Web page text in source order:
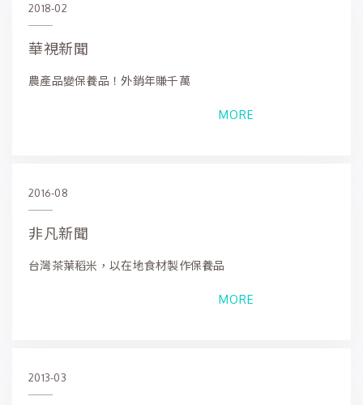
2018-02
華視新聞
農產品變保養品！外銷年賺千萬
MORE
2016-08
非凡新聞
台灣茶葉稻米，以在地食材製作保養品
MORE
2013-03